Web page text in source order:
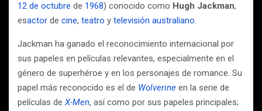
12 de octubre de 1968) conocido como Hugh Jackman,
esactor de cine, teatro y televisión australiano.
Jackman ha ganado el reconocimiento internacional por
sus papeles en películas relevantes, especialmente en el
género de superhéroe y en los personajes de romance. Su
papel más reconocido es el de Wolverine en la serie de
películas de X-Men, así como por sus papeles principales;